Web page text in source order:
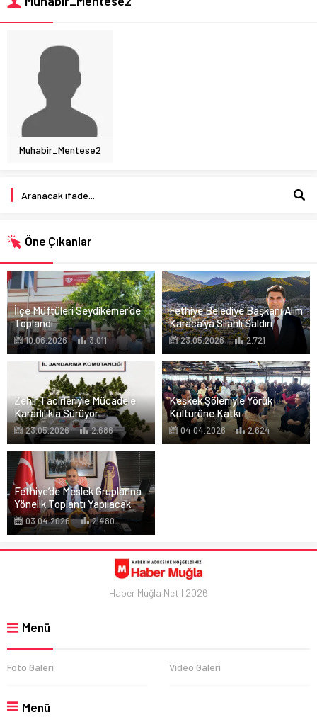
Muhabir_Mentese2
Öne Çıkanlar
İlçe Müftüleri Seydikemer’de
Toplandı
10.06.2026 3.011
Fethiye Belediye Başkanı Alim
Karaca’ya Silahlı Saldırı
23.05.2026 2.721
Zehir Tacirleriyle Mücadele
Kararlılıkla Sürüyor
23.05.2026 2.686
Keşkek Şöleniyle Yörük
Kültürüne Katkı
04.04.2026 2.624
Fethiye’de Meslek Gruplarına
Yönelik Toplantı Yapılacak
03.04.2026 2.480
Haber Muğla Net | 2026
Menü
Foto Galeri Video Galeri
Menü